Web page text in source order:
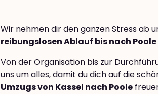
Wir nehmen dir den ganzen Stress ab
reibungslosen Ablauf bis nach Poole
Von der Organisation bis zur
uns um alles, damit du dich auf die
Umzugs von Kassel nach Poole